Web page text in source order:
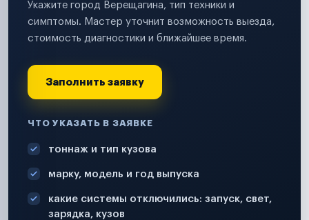
Укажите город Верещагина, тип техники и
симптомы. Мастер уточнит возможность выезда,
стоимость диагностики и ближайшее время.
Заполнить заявку
ЧТО УКАЗАТЬ В ЗАЯВКЕ
тоннаж и тип кузова
марку, модель и год выпуска
какие системы отключились: запуск, свет,
зарядка, кузов